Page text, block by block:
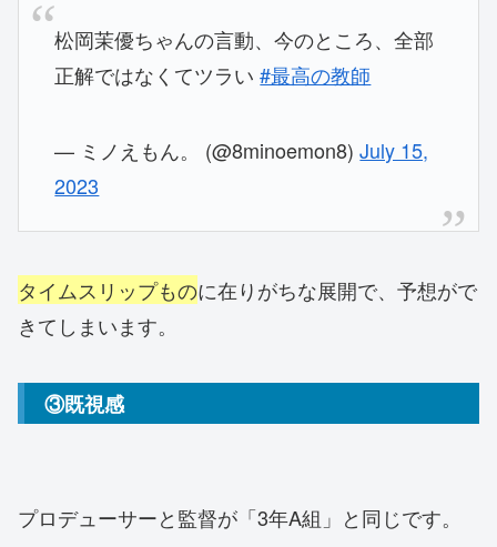
松岡茉優ちゃんの言動、今のところ、全部
正解ではなくてツラい#最高の教師
— ミノえもん。 (@8minoemon8)July 15,
2023
タイムスリップものに在りがちな展開で、予想がで
きてしまいます。
③既視感
プロデューサーと監督が「3年A組」と同じです。